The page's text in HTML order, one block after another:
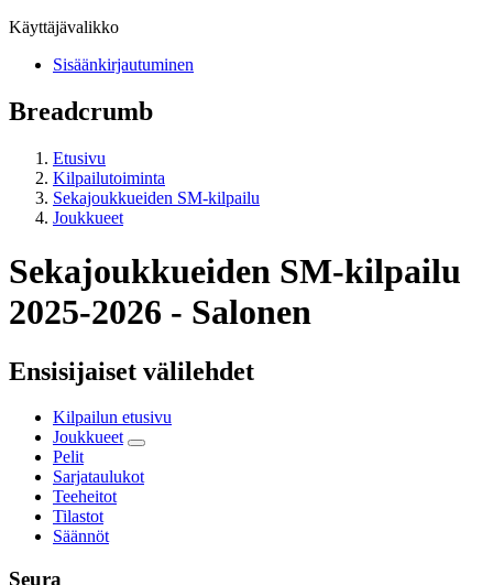
Käyttäjävalikko
Sisäänkirjautuminen
Breadcrumb
Etusivu
Kilpailutoiminta
Sekajoukkueiden SM-kilpailu
Joukkueet
Sekajoukkueiden SM-kilpailu
2025-2026 - Salonen
Ensisijaiset välilehdet
Kilpailun etusivu
Joukkueet
Pelit
Sarjataulukot
Teeheitot
Tilastot
Säännöt
Seura